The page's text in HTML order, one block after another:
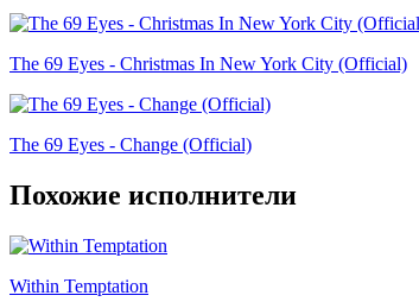
The 69 Eyes - Christmas In New York City (Official)
The 69 Eyes - Change (Official)
Похожие исполнители
Within Temptation